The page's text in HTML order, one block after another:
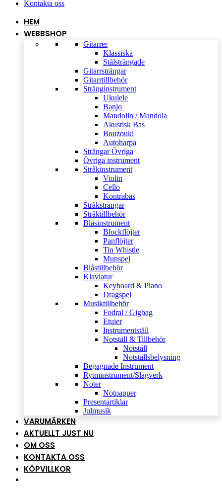
Kontakta oss
HEM
WEBBSHOP
Gitarrer
Klassiska
Stålsträngade
Gitarrsträngar
Gitarrtillbehör
Stränginstrument
Ukulele
Banjo
Mandolin / Mandola
Akustisk Bas
Bouzouki
Autoharpa
Strängar Övriga
Övriga instrument
Stråkinstrument
Violin
Cello
Kontrabas
Stråksträngar
Stråktillbehör
Blåsinstrument
Blockflöjter
Panflöjter
Tin Whistle
Munspel
Blåstillbehör
Klaviatur
Keyboard & Piano
Dragspel
Musiktillbehör
Fodral / Gigbag
Etuier
Instrumentställ
Notställ & Tillbehör
Notställ
Notställsbelysning
Begagnade Instrument
Rytminstrument/Slagverk
Noter
Notpapper
Presentartiklar
Julmusik
VARUMÄRKEN
AKTUELLT JUST NU
OM OSS
KONTAKTA OSS
KÖPVILLKOR